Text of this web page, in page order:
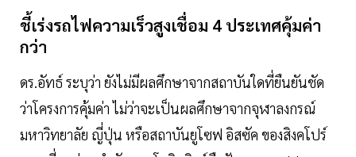
ชี้เร่งรถไฟความเร็วสูงเชื่อม 4 ประเทศคุ้มค่า
กว่า
ดร.อัทธ์ ระบุว่า ยังไม่มีผลศึกษาจากสถาบันใดที่ยืนยันชัด
ว่าโครงการคุ้มค่า ไม่ว่าจะเป็นผลศึกษาจากจุฬาลงกรณ์
มหาวิทยาลัย ญี่ปุ่น หรือสถาบันยูโซฟ อิสซัค ของสิงคโปร์